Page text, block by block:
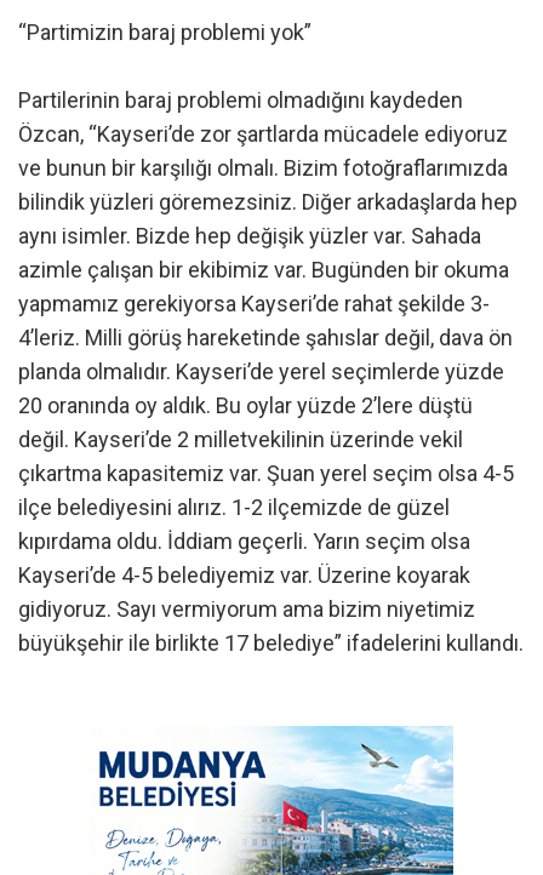
“Partimizin baraj problemi yok”
Partilerinin baraj problemi olmadığını kaydeden
Özcan, “Kayseri’de zor şartlarda mücadele ediyoruz
ve bunun bir karşılığı olmalı. Bizim fotoğraflarımızda
bilindik yüzleri göremezsiniz. Diğer arkadaşlarda hep
aynı isimler. Bizde hep değişik yüzler var. Sahada
azimle çalışan bir ekibimiz var. Bugünden bir okuma
yapmamız gerekiyorsa Kayseri’de rahat şekilde 3-
4’leriz. Milli görüş hareketinde şahıslar değil, dava ön
planda olmalıdır. Kayseri’de yerel seçimlerde yüzde
20 oranında oy aldık. Bu oylar yüzde 2’lere düştü
değil. Kayseri’de 2 milletvekilinin üzerinde vekil
çıkartma kapasitemiz var. Şuan yerel seçim olsa 4-5
ilçe belediyesini alırız. 1-2 ilçemizde de güzel
kıpırdama oldu. İddiam geçerli. Yarın seçim olsa
Kayseri’de 4-5 belediyemiz var. Üzerine koyarak
gidiyoruz. Sayı vermiyorum ama bizim niyetimiz
büyükşehir ile birlikte 17 belediye” ifadelerini kullandı.